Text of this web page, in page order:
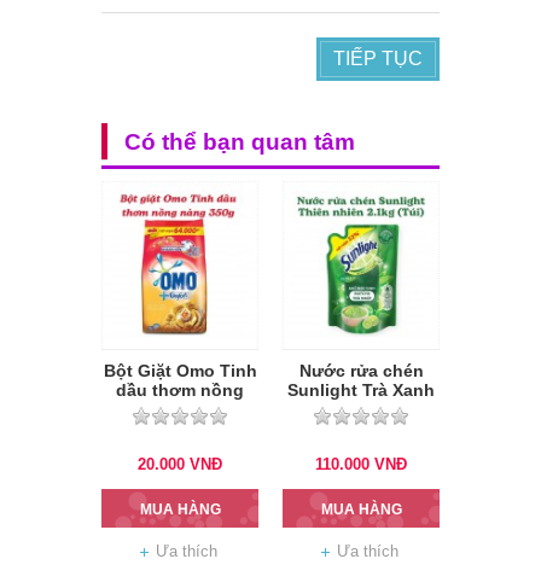
TIẾP TỤC
Có thể bạn quan tâm
Bột Giặt Omo Tinh
dầu thơm nồng
nàng 380g
20.000 VNĐ
MUA HÀNG
Ưa thích
Nước rửa chén
Sunlight Trà Xanh
túi 3.4kg
110.000 VNĐ
MUA HÀNG
Ưa thích